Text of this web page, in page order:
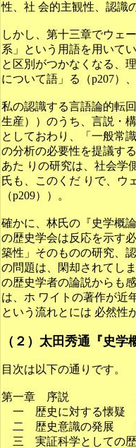
性、社 会的主観性、認識
しかし、第十三章でウェ
系」という用語を用いて
と区別がつかなくなる、
について語」る（p207）
私の認識する言語論的転
生産））のうち、言説・
としておわり、「一般常
の分析の必要性を提議す
あた りの研究は、社会学
氏も、このくだ りで、ウ
（p209））。
確かに、林氏の『史学概
の歴史学会は反応を示す
築性」そのものの研究、
の問題は、閑却されてし
の歴史学者の論説からも
は、ホ ワイトの著作が近
という流れとには 必然性
（２）太田秀通『史学
目次は以下の通りです。
第一章 序説
一 歴史に対する懐疑
二 歴史意識の発展
三 実証科学としての